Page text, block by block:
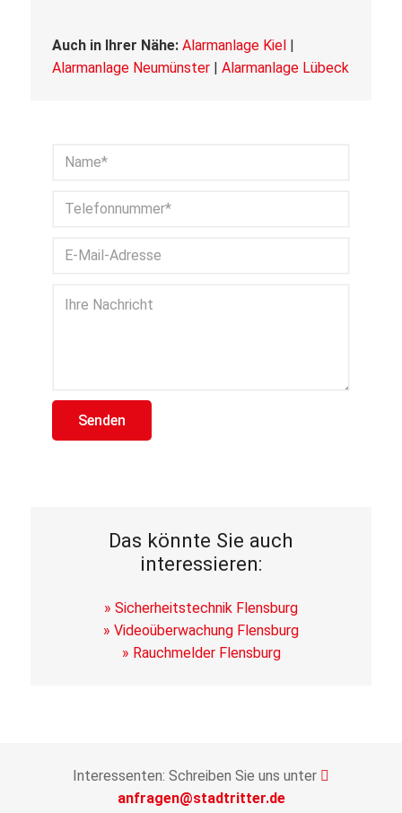
Auch in Ihrer Nähe: Alarmanlage Kiel |
Alarmanlage Neumünster | Alarmanlage Lübeck
Das könnte Sie auch
interessieren:
» Sicherheitstechnik Flensburg
» Videoüberwachung Flensburg
» Rauchmelder Flensburg
Interessenten: Schreiben Sie uns unter
anfragen@stadtritter.de